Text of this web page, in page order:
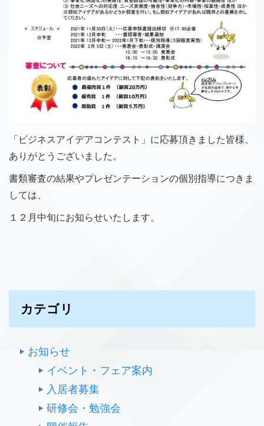
「ビジネスアイデアコンテスト」に応募頂きました皆様、
ありがとうございました。
書類審査の結果やプレゼンテーションの個別指導につきま
しては、
１２月中旬にお知らせいたします。
カテゴリ
お知らせ
イベント・フェア案内
入居者募集
研修会・勉強会